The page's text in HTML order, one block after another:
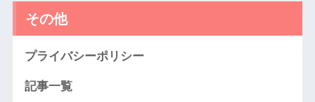
その他
プライバシーポリシー
記事一覧